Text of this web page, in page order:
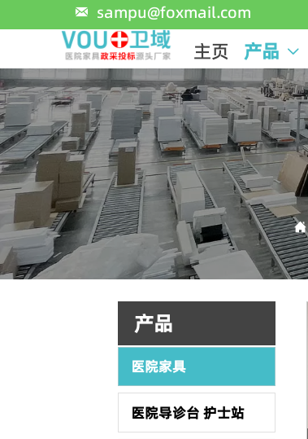
 sampu@foxmail.com
主页 产品 

产品
医院家具
医院导诊台 护士站